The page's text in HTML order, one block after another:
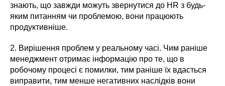
знають, що завжди можуть звернутися до HR з будь-
яким питанням чи проблемою, вони працюють
продуктивніше.
2. Вирішення проблем у реальному часі. Чим раніше
менеджмент отримає інформацію про те, що в
робочому процесі є помилки, тим раніше їх вдасться
виправити, тим менше негативних наслідків вони